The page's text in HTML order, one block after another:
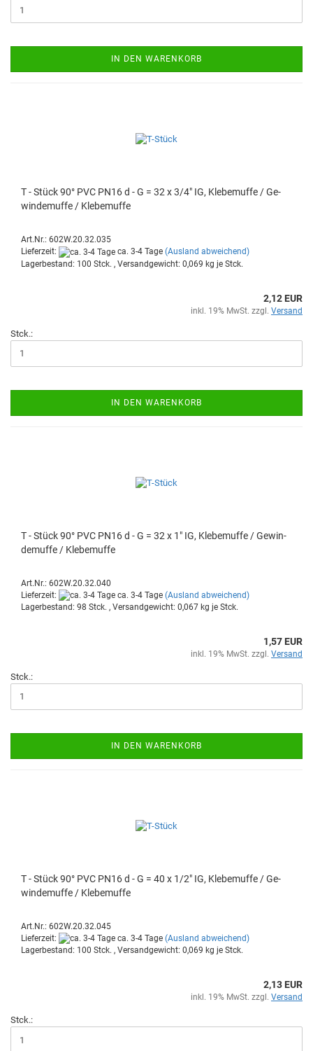
IN DEN WARENKORB
T - Stück 90° PVC PN16 d - G = 32 x 3/4" IG, Kle­be­muf­fe / Ge­
win­de­muf­fe / Kle­be­muf­fe
Art.Nr.: 602W.20.32.035
Lieferzeit:
ca. 3-4 Tage (Ausland abweichend)
Lagerbestand: 100 Stck. , Versandgewicht: 0,069 kg je Stck.
2,12 EUR
inkl. 19% MwSt. zzgl. Versand
Stck.:
IN DEN WARENKORB
T - Stück 90° PVC PN16 d - G = 32 x 1" IG, Kle­be­muf­fe / Ge­win­
de­muf­fe / Kle­be­muf­fe
Art.Nr.: 602W.20.32.040
Lieferzeit:
ca. 3-4 Tage (Ausland abweichend)
Lagerbestand: 98 Stck. , Versandgewicht: 0,067 kg je Stck.
1,57 EUR
inkl. 19% MwSt. zzgl. Versand
Stck.:
IN DEN WARENKORB
T - Stück 90° PVC PN16 d - G = 40 x 1/2" IG, Kle­be­muf­fe / Ge­
win­de­muf­fe / Kle­be­muf­fe
Art.Nr.: 602W.20.32.045
Lieferzeit:
ca. 3-4 Tage (Ausland abweichend)
Lagerbestand: 100 Stck. , Versandgewicht: 0,069 kg je Stck.
2,13 EUR
inkl. 19% MwSt. zzgl. Versand
Stck.: